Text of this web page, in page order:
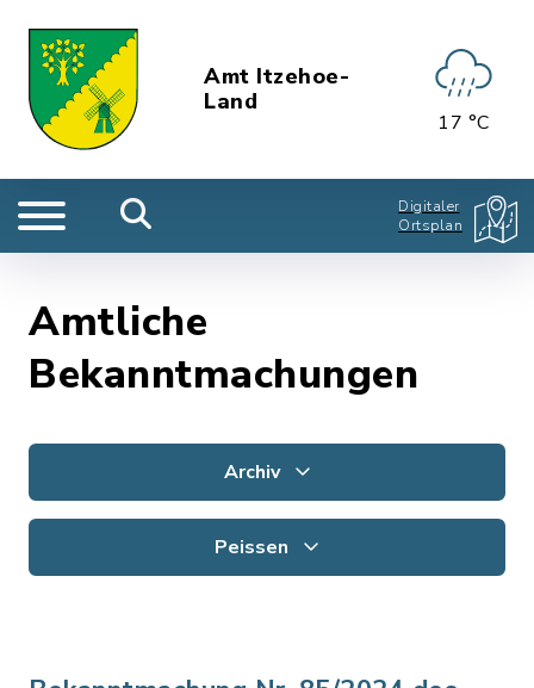
Amt Itzehoe-
Land
17 °C
Digitaler
Ortsplan
Amtliche
Bekanntmachungen
Archiv
Peissen